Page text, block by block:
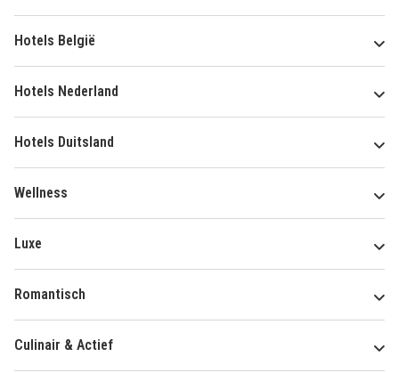
Hotels België
Hotels Nederland
Hotels Duitsland
Wellness
Luxe
Romantisch
Culinair & Actief